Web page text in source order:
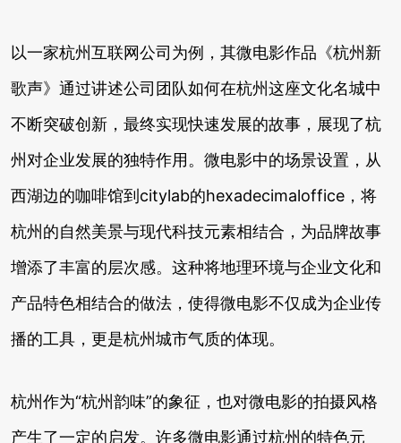
以一家杭州互联网公司为例，其微电影作品《杭州新
歌声》通过讲述公司团队如何在杭州这座文化名城中
不断突破创新，最终实现快速发展的故事，展现了杭
州对企业发展的独特作用。微电影中的场景设置，从
西湖边的咖啡馆到citylab的hexadecimaloffice，将
杭州的自然美景与现代科技元素相结合，为品牌故事
增添了丰富的层次感。这种将地理环境与企业文化和
产品特色相结合的做法，使得微电影不仅成为企业传
播的工具，更是杭州城市气质的体现。
杭州作为“杭州韵味”的象征，也对微电影的拍摄风格
产生了一定的启发。许多微电影通过杭州的特色元